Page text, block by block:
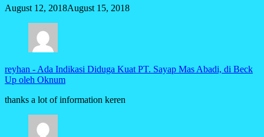
August 12, 2018August 15, 2018
reyhan - Ada Indikasi Diduga Kuat PT. Sayap Mas Abadi, di Beck
Up oleh Oknum
thanks a lot of information keren